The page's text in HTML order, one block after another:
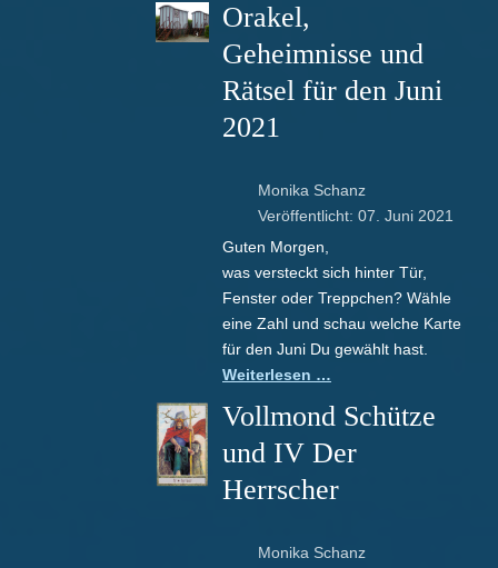
Orakel,
Geheimnisse und
Rätsel für den Juni
2021
Monika Schanz
Veröffentlicht: 07. Juni 2021
Guten Morgen,
was versteckt sich hinter Tür,
Fenster oder Treppchen? Wähle
eine Zahl und schau welche Karte
für den Juni Du gewählt hast.
Weiterlesen …
Vollmond Schütze
und IV Der
Herrscher
Monika Schanz